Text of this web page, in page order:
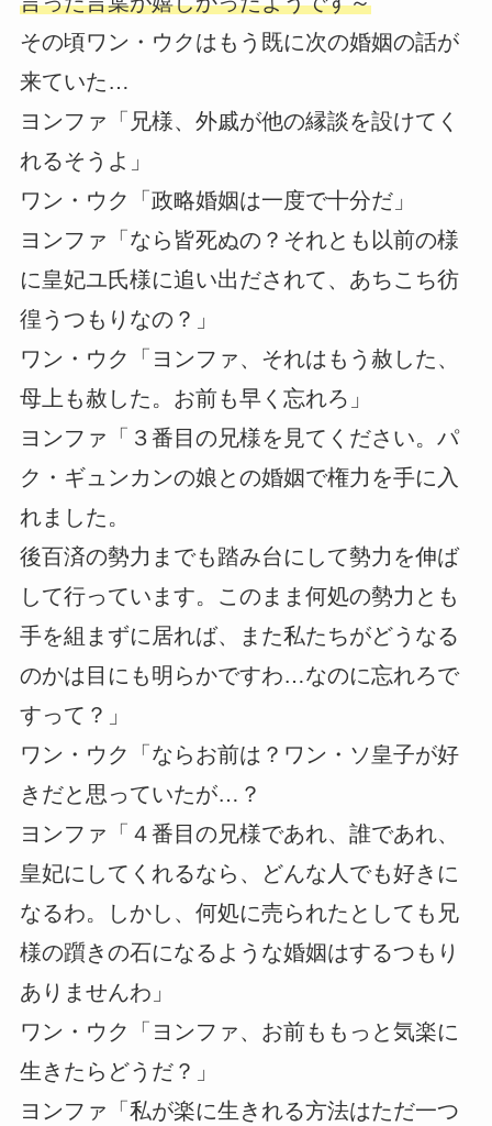
その頃ワン・ウクはもう既に次の婚姻の話が
来ていた…
ヨンファ「兄様、外戚が他の縁談を設けてく
れるそうよ」
ワン・ウク「政略婚姻は一度で十分だ」
ヨンファ「なら皆死ぬの？それとも以前の様
に皇妃ユ氏様に追い出だされて、あちこち彷
徨うつもりなの？」
ワン・ウク「ヨンファ、それはもう赦した、
母上も赦した。お前も早く忘れろ」
ヨンファ「３番目の兄様を見てください。パ
ク・ギュンカンの娘との婚姻で権力を手に入
れました。
後百済の勢力までも踏み台にして勢力を伸ば
して行っています。このまま何処の勢力とも
手を組まずに居れば、また私たちがどうなる
のかは目にも明らかですわ…なのに忘れろで
すって？」
ワン・ウク「ならお前は？ワン・ソ皇子が好
きだと思っていたが…？
ヨンファ「４番目の兄様であれ、誰であれ、
皇妃にしてくれるなら、どんな人でも好きに
なるわ。しかし、何処に売られたとしても兄
様の躓きの石になるような婚姻はするつもり
ありませんわ」
ワン・ウク「ヨンファ、お前ももっと気楽に
生きたらどうだ？」
ヨンファ「私が楽に生きれる方法はただ一つ